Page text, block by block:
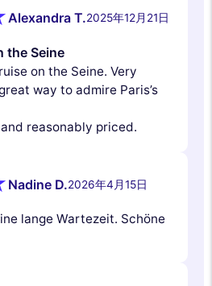
Alexandra T.2025年12月21日
the Seine
on the Seine. Very
way to admire Paris’s
reasonably priced.
Nadine D.2026年4月15日
lange Wartezeit. Schöne